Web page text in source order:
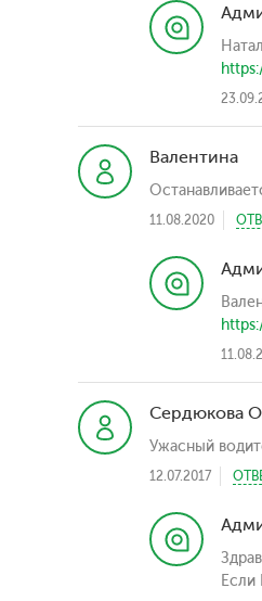
Валентина
11.08.2020
Сердюкова
Ужасный
12.07.2017
Если